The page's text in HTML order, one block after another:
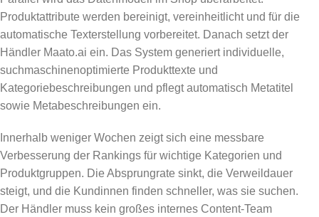
Produktattribute werden bereinigt, vereinheitlicht und für die
automatische Texterstellung vorbereitet. Danach setzt der
Händler Maato.ai ein. Das System generiert individuelle,
suchmaschinenoptimierte Produkttexte und
Kategoriebeschreibungen und pflegt automatisch Metatitel
sowie Metabeschreibungen ein.
Innerhalb weniger Wochen zeigt sich eine messbare
Verbesserung der Rankings für wichtige Kategorien und
Produktgruppen. Die Absprungrate sinkt, die Verweildauer
steigt, und die Kundinnen finden schneller, was sie suchen.
Der Händler muss kein großes internes Content-Team